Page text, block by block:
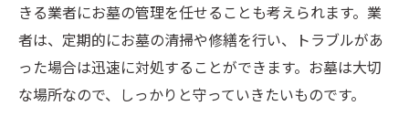
きる業者にお墓の管理を任せることも考えられます。業
者は、定期的にお墓の清掃や修繕を行い、トラブルがあ
った場合は迅速に対処することができます。お墓は大切
な場所なので、しっかりと守っていきたいものです。